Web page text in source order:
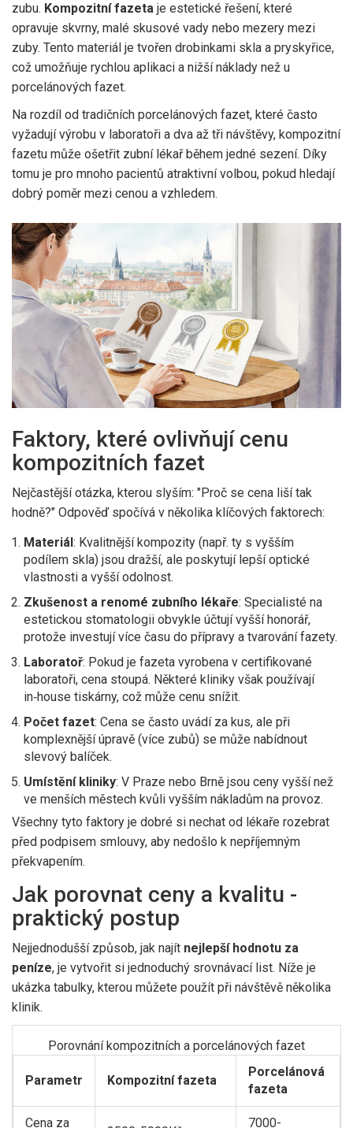
zubu. Kompozitní fazeta je estetické řešení, které
opravuje skvrny, malé skusové vady nebo mezery mezi
zuby. Tento materiál je tvořen drobinkami skla a pryskyřice,
což umožňuje rychlou aplikaci a nižší náklady než u
porcelánových fazet.
Na rozdíl od tradičních porcelánových fazet, které často
vyžadují výrobu v laboratoři a dva až tři návštěvy, kompozitní
fazetu může ošetřit zubní lékař během jedné sezení. Díky
tomu je pro mnoho pacientů atraktivní volbou, pokud hledají
dobrý poměr mezi cenou a vzhledem.
Faktory, které ovlivňují cenu
kompozitních fazet
Nejčastější otázka, kterou slyším: "Proč se cena liší tak
hodně?" Odpověď spočívá v několika klíčových faktorech:
Materiál : Kvalitnější kompozity (např. ty s vyšším
podílem skla) jsou dražší, ale poskytují lepší optické
vlastnosti a vyšší odolnost.
Zkušenost a renomé zubního lékaře: Specialisté na
estetickou stomatologii obvykle účtují vyšší honorář,
protože investují více času do přípravy a tvarování fazety.
Laboratoř: Pokud je fazeta vyrobena v certifikované
laboratoři, cena stoupá. Některé kliniky však používají
in‑house tiskárny, což může cenu snížit.
Počet fazet: Cena se často uvádí za kus, ale při
komplexnější úpravě (více zubů) se může nabídnout
slevový balíček.
Umístění kliniky: V Praze nebo Brně jsou ceny vyšší než
ve menších městech kvůli vyšším nákladům na provoz.
Všechny tyto faktory je dobré si nechat od lékaře rozebrat
před podpisem smlouvy, aby nedošlo k nepříjemným
překvapením.
Jak porovnat ceny a kvalitu -
praktický postup
Nejjednodušší způsob, jak najít nejlepší hodnotu za
peníze, je vytvořit si jednoduchý srovnávací list. Níže je
ukázka tabulky, kterou můžete použít při návštěvě několika
klinik.
Porovnání kompozitních a porcelánových fazet
Parametr Kompozitní fazeta
Porcelánová
fazeta
Cena za 7000-